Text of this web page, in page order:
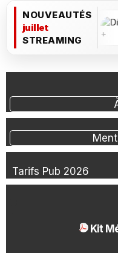
NOUVEAUTÉS
juillet
STREAMING
Tarifs Pub 2026
Kit